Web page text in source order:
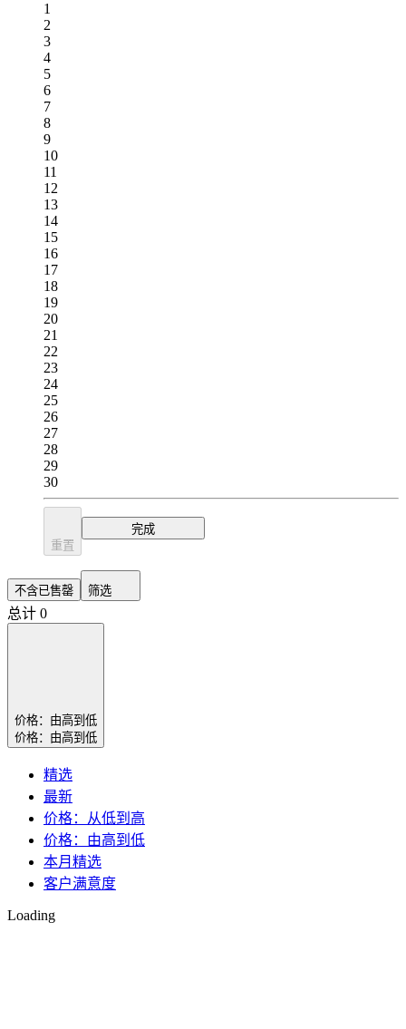
1
2
3
4
5
6
7
8
9
10
11
12
13
14
15
16
17
18
19
20
21
22
23
24
25
26
27
28
29
30
重置
完成
不含已售罄 筛选
总计 0
价格：由高到低
价格：由高到低
精选
最新
价格：从低到高
价格：由高到低
本月精选
客户满意度
Loading